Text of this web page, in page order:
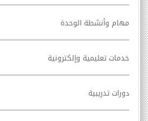
مهام وأنشطة الوحدة
خدمات تعليمية وإلكترونية
دورات تدريبية